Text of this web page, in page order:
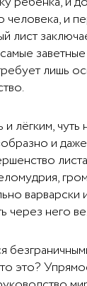
и
лишь
лёгким,
и
через него
это?